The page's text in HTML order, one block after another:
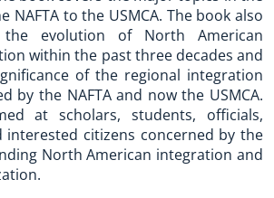
to the USMCA. The book also
evolution of North American
within the past three decades and
of the regional integration
by the NAFTA and now the USMCA.
at scholars, students, officials,
interested citizens concerned by the
North American integration and